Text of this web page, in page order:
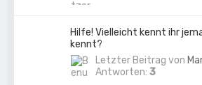
Hilfe! Vielleicht kennt ihr
kennt?
Letzter Beitrag von
Antworten: 3